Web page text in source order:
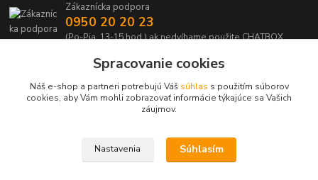
Zákaznícka podpora
0950 20 20 23
(Po-Pia, 13-15 hod.) ak nedvíhame použite CHATBOX
info@kabelmanie.sk
Upravit sběr cookies.
Spracovanie cookies
Náš e-shop a partneri potrebujú Váš súhlas s použitím súborov
cookies, aby Vám mohli zobrazovať informácie týkajúce sa Vašich
záujmov.
Nastavenia Súhlasím